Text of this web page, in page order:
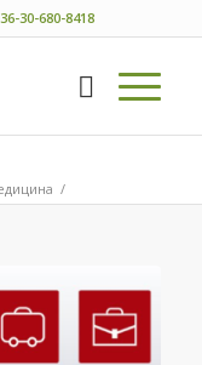
30-680-8418
/